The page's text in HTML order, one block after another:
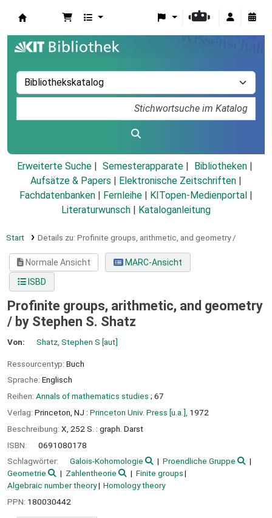
Erweiterte Suche Semesterapparate
Bibliotheken
Aufsätze & Papers
Elektronische Zeitschriften
Fachdatenbanken
Fernleihe KITopen-Medienportal
Literaturwunsch
Kataloganleitung
Start Details zu: Profinite groups, arithmetic, and geometry /
Normale Ansicht
MARC-Ansicht
ISBD
Profinite groups, arithmetic, and geometry
/ by Stephen S. Shatz
Von: Shatz, Stephen S [aut]
Ressourcentyp: Buch
Sprache: Englisch
Reihen: Annals of mathematics studies ; 67
Verlag: Princeton, NJ : Princeton Univ. Press [u.a.], 1972
Beschreibung: X, 252 S. : graph. Darst
ISBN:
0691080178
Schlagwörter:
Galois-Kohomologie
Proendliche Gruppe
Geometrie
Zahlentheorie
Finite groups
Algebraic number theory
Homology theory
PPN: 180030442